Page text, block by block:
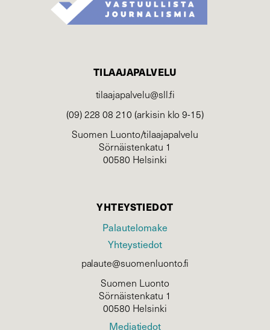
TILAAJAPALVELU
tilaajapalvelu@sll.fi
(09) 228 08 210 (arkisin klo 9-15)
Suomen Luonto/tilaajapalvelu
Sörnäistenkatu 1
00580 Helsinki
YHTEYSTIEDOT
Palautelomake
Yhteystiedot
palaute@suomenluonto.fi
Suomen Luonto
Sörnäistenkatu 1
00580 Helsinki
Mediatiedot